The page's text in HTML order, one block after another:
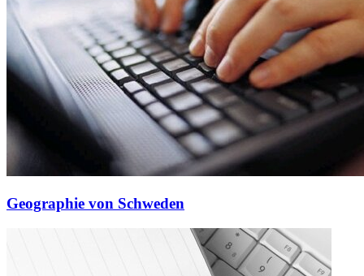
Geographie von Schweden